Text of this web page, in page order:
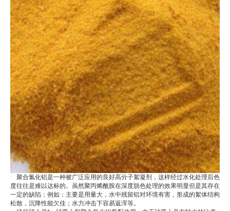
聚合氯化铝是一种被广泛应用的良好高分子絮凝剂，这样经过水化处理后色
度往往是难以达标的。虽然聚丙烯酰胺在深度脱色处理的效果明显但是其存在
一定的缺陷：例如：主要是用量大，水中残留铝对环境有害，形成的絮体结构
松散，沉降性能欠佳；水力冲击下容易返浑等。